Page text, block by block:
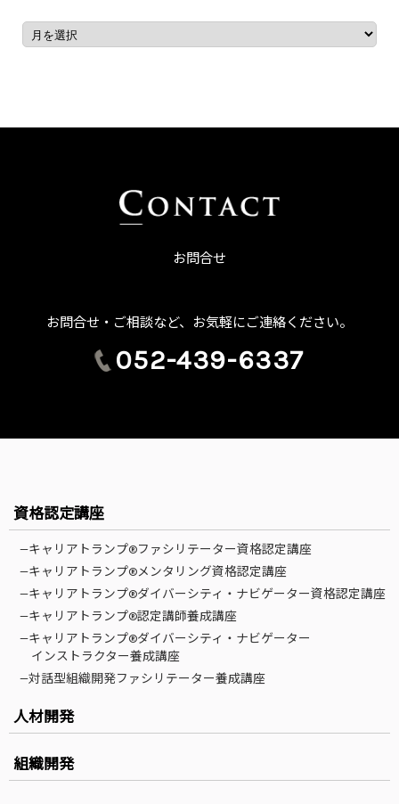
お問合せ
お問合せ・ご相談など、お気軽にご連絡ください。
052-439-6337
資格認定講座
—キャリアトランプ®ファシリテーター資格認定講座
—キャリアトランプ®メンタリング資格認定講座
—キャリアトランプ®ダイバーシティ・ナビゲーター資格認定講座
—キャリアトランプ®認定講師養成講座
—キャリアトランプ®ダイバーシティ・ナビゲーター
インストラクター養成講座
—対話型組織開発ファシリテーター養成講座
人材開発
組織開発